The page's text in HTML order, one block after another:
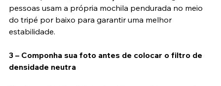
cabo disparador, devido à ação do vento. Algumas
pessoas usam a própria mochila pendurada no meio
do tripé por baixo para garantir uma melhor
3 – Componha sua foto antes de colocar o filtro de